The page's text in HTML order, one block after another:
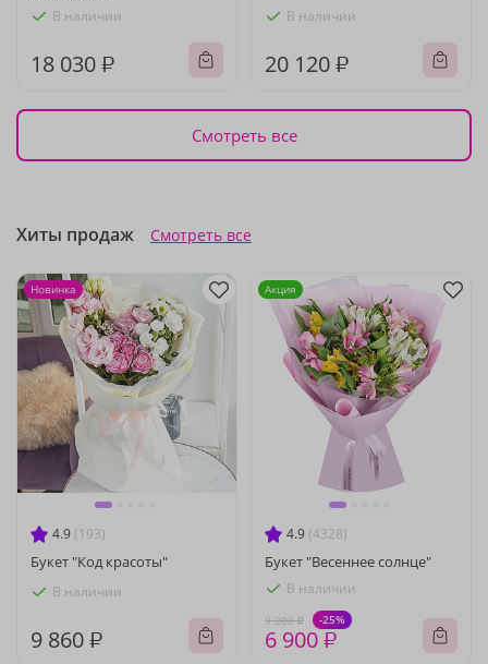
В наличии
18 030 ₽
В наличии
20 120 ₽
Смотреть все
Хиты продаж Смотреть все
4.9 (193)
Букет "Код красоты"
В наличии
9 860 ₽
Новинка
4.9 (4328)
Букет "Весеннее солнце"
В наличии
9 200 ₽ -25%
6 900 ₽
Акция